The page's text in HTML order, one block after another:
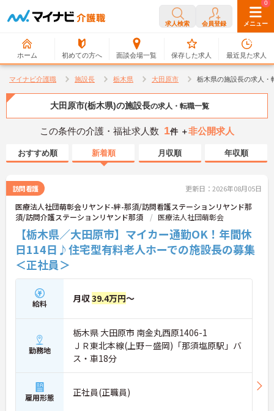
求人検索 会員登録 メニュー
ホーム 初めての方へ 面談会場一覧
0
保存した求人
0
最近見た求人
マイナビ介護職 施設長 栃木県 大田原市 栃木県の施設長の求人・
大田原市(栃木県)の施設長の求人・転職一覧
この条件の介護・福祉求人数 1件 ＋非公開求人
おすすめ順 新着順 月収順 年収順
訪問看護 更新日：2026年08月05日
医療法人社団萌彰会リヤンド-絆-那須/訪問看護ステーションリヤンド那
須/訪問介護ステーションリヤンド那須
医療法人社団萌彰会
【栃木県／大田原市】マイカー通勤OK！年間休
日114日♪住宅型有料老人ホーでの施設長の募集
＜正社員＞
給料 月収39.4万円～
勤務地
栃木県 大田原市 南金丸西原1406-1
ＪＲ東北本線(上野－盛岡)「那須塩原駅」バ
ス・車18分
雇用形態 正社員(正職員)